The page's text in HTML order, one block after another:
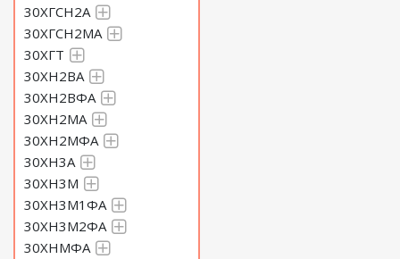
30ХГСН2А
30ХГСН2МА
30ХГТ
30ХН2ВА
30ХН2ВФА
30ХН2МА
30ХН2МФА
30ХН3А
30ХН3М
30ХН3М1ФА
30ХН3М2ФА
30ХНМФА